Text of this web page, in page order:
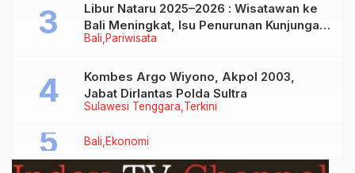
Bali Pariwisata
Libur Nataru 2025–2026 : Wisatawan ke
Bali Meningkat, Isu Penurunan Kunjungan
Tidak Benar
Sulawesi Tenggara Terkini
Kombes Argo Wiyono, Akpol 2003,
Jabat Dirlantas Polda Sultra
Bali Ekonomi